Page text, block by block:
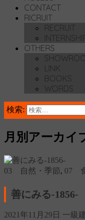
CONTACT
RICRUIT
RECRUIT
OTHERS
LINK
BOOKS
WORDS
検索:
月別アーカイ
03 自然・季節, 07
善にみる‐1856‐
2021年11月29日 一級